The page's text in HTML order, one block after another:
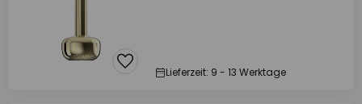
Lieferzeit: 9 - 13 Werktage